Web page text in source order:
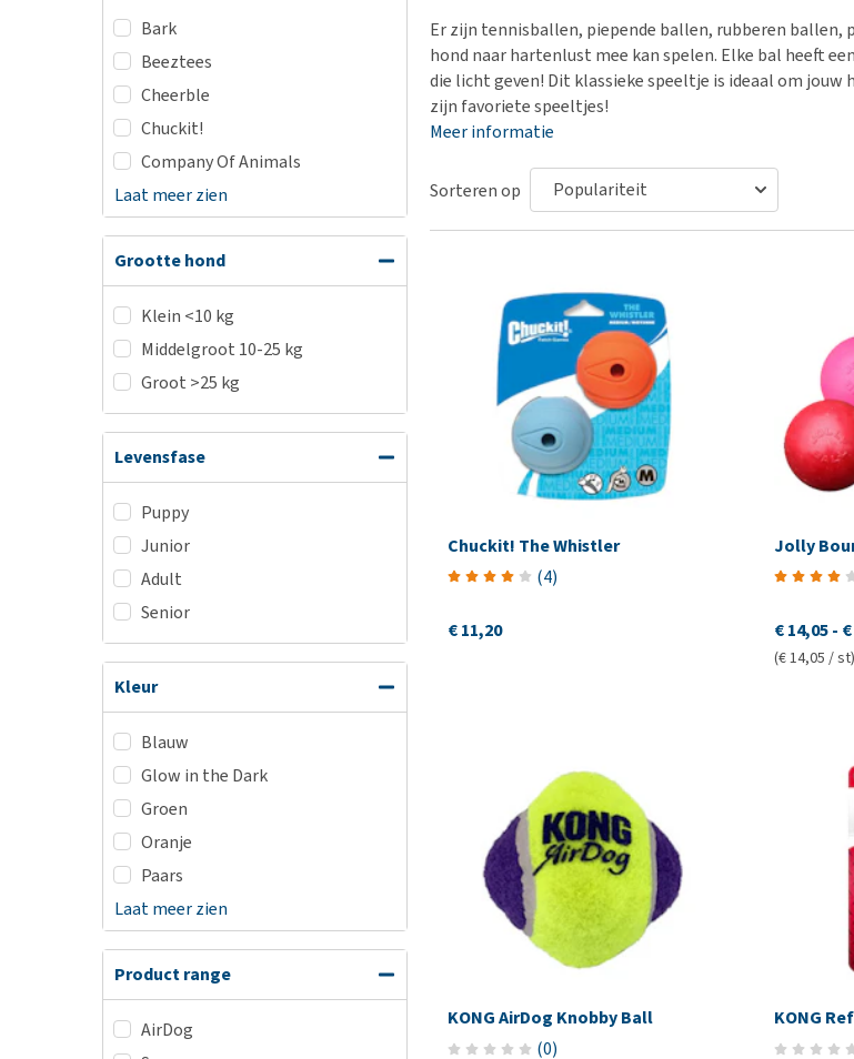
Biologisch hondenvoer
Vegan hondenvoer
Voer- en drinkbakken
Op reis en onderweg
Puppy benodigdheden
Puppy
Puppy apotheek
Vuurwerkangst
Bekijk alles
Ouderdom en dementie
Overgewicht en conditie
Bekijk alles
Bark
Beeztees
Cheerble
Chuckit!
Company Of Animals
Laat meer zien
Grootte hond
Klein <10 kg
Middelgroot 10-25 kg
Groot >25 kg
Levensfase
Puppy
Junior
Adult
Senior
Kleur
Blauw
Glow in the Dark
Groen
Oranje
Paars
Laat meer zien
Product range
AirDog
Er zijn tennisballen, piepende ballen, rubberen
hond naar hartenlust mee kan spelen. Elke bal heeft
die licht geven! Dit klassieke speeltje is ideaal om
zijn favoriete speeltjes!
Meer informatie
Sorteren op
Chuckit! The Whistler
(4)
€ 11,20
Jolly
€ 14,05 -
(€ 14,05 / st)
KONG AirDog Knobby Ball
(0)
KONG